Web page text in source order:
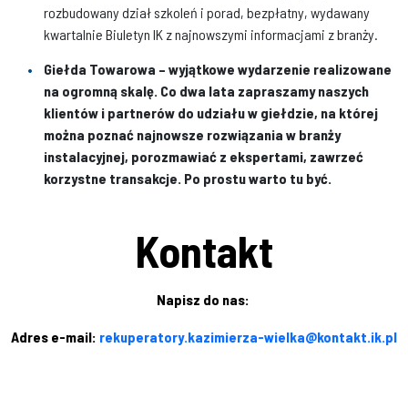
rozbudowany dział szkoleń i porad, bezpłatny, wydawany
kwartalnie Biuletyn IK z najnowszymi informacjami z branży.
Giełda Towarowa – wyjątkowe wydarzenie realizowane
na ogromną skalę. Co dwa lata zapraszamy naszych
klientów i partnerów do udziału w giełdzie, na której
można poznać najnowsze rozwiązania w branży
instalacyjnej, porozmawiać z ekspertami, zawrzeć
korzystne transakcje. Po prostu warto tu być.
Kontakt
Napisz do nas:
Adres e-mail: rekuperatory.kazimierza-wielka@kontakt.ik.pl